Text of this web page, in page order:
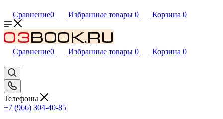
Сравнение0 Избранные товары 0 Корзина 0
Сравнение0 Избранные товары 0 Корзина 0
Телефоны
+7 (966) 304-40-85